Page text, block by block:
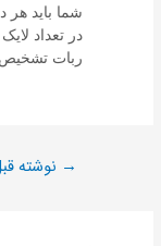
شما باید هر
در تعداد
ربات تشخیص
→ نوشته